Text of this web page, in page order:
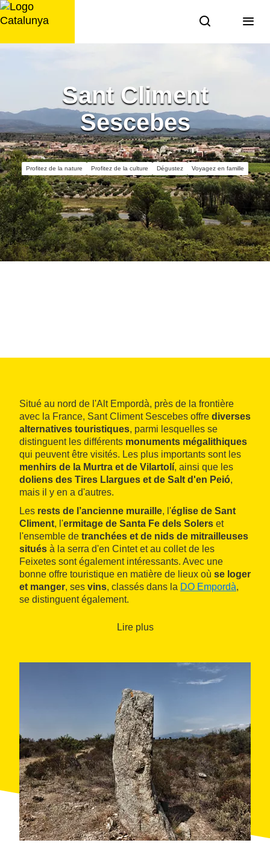
Aller
au
Sant Climent
Sescebes
Profitez de la nature Profitez de la culture Dégustez Voyagez en famille
Situé au nord de l'Alt Empordà, près de la frontière
avec la France, Sant Climent Sescebes offre diverses
alternatives touristiques, parmi lesquelles se
distinguent les différents monuments mégalithiques
qui peuvent être visités. Les plus importants sont les
menhirs de la Murtra et de Vilartolí, ainsi que les
doliens des Tires Llargues et de Salt d'en Peió,
mais il y en a d'autres.
Les rests de l’ancienne muraille, l'église de Sant
Climent, l'ermitage de Santa Fe dels Solers et
l'ensemble de tranchées et de nids de mitrailleuses
situés à la serra d'en Cintet et au collet de les
Feixetes sont également intéressants. Avec une
bonne offre touristique en matière de lieux où se loger
et manger, ses vins, classés dans la DO Empordà,
se distinguent également.
Lire plus